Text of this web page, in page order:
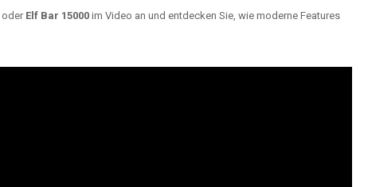
oder Elf Bar 15000 im Video an und entdecken Sie, wie moderne Features